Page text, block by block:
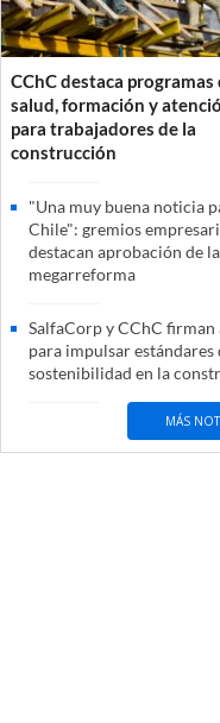
CChC destaca programas
salud, formación y
para trabajadores de la
construcción
"Una muy buena noticia
Chile": gremios
destacan aprobación de la
megarreforma
SalfaCorp y CChC firman
para impulsar estándares
sostenibilidad en la
MÁS